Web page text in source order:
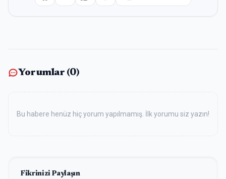
Yorumlar (0)
Bu habere henüz hiç yorum yapılmamış. İlk yorumu siz yazın!
Fikrinizi Paylaşın